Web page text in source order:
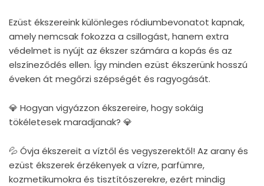
Ezüst ékszereink különleges ródiumbevonatot kapnak,
amely nemcsak fokozza a csillogást, hanem extra
védelmet is nyújt az ékszer számára a kopás és az
elszíneződés ellen. Így minden ezüst ékszerünk hosszú
éveken át megőrzi szépségét és ragyogását.
💎 Hogyan vigyázzon ékszereire, hogy sokáig
tökéletesek maradjanak? 💎
💦 Óvja ékszereit a víztől és vegyszerektől! Az arany és
ezüst ékszerek érzékenyek a vízre, parfümre,
kozmetikumokra és tisztítószerekre, ezért mindig